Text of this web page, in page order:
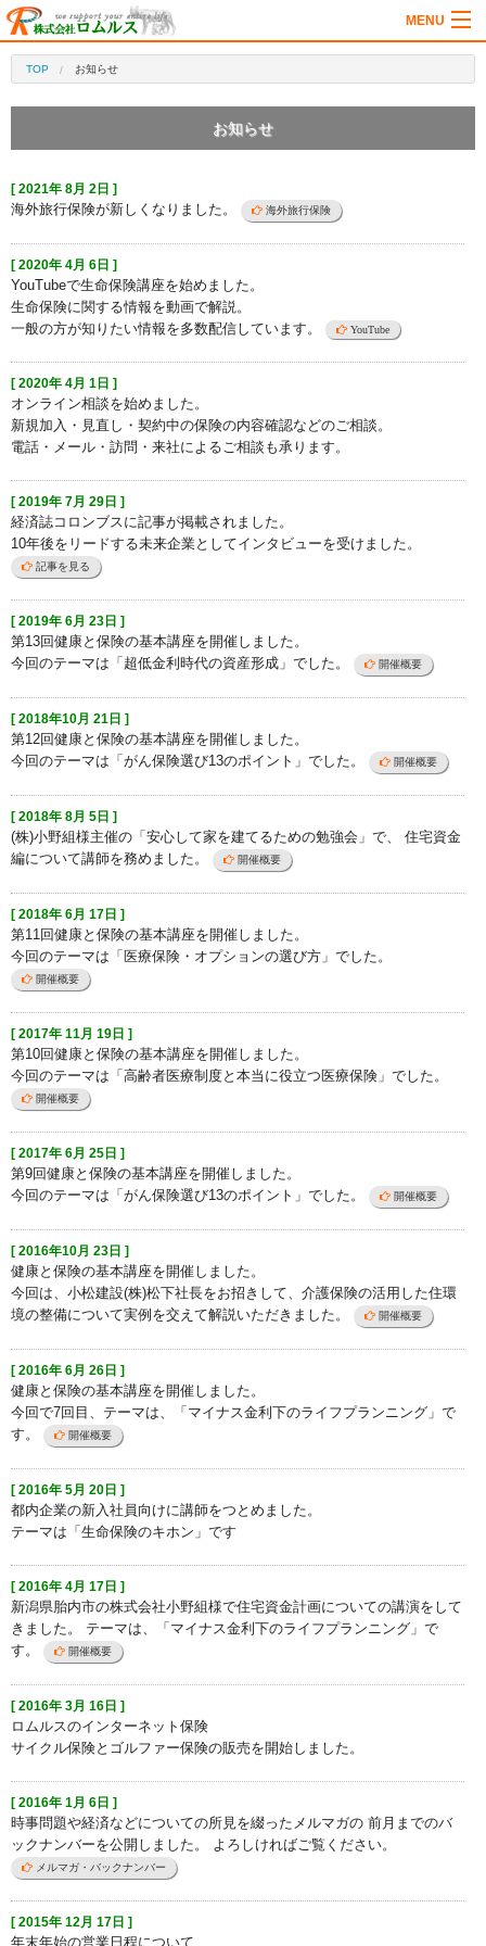
MENU
法人向け保険
会社情報
メディア/セミナー
TOP お知らせ
お知らせ
[ 2021年 8月 2日 ]
海外旅行保険が新しくなりました。 海外旅行保険
[ 2020年 4月 6日 ]
YouTubeで生命保険講座を始めました。
生命保険に関する情報を動画で解説。
一般の方が知りたい情報を多数配信しています。
YouTube
[ 2020年 4月 1日 ]
オンライン相談を始めました。
新規加入・見直し・契約中の保険の内容確認などのご相談。
電話・メール・訪問・来社によるご相談も承ります。
[ 2019年 7月 29日 ]
経済誌コロンブスに記事が掲載されました。
10年後をリードする未来企業としてインタビューを受けました。
記事を見る
[ 2019年 6月 23日 ]
第13回健康と保険の基本講座を開催しました。
今回のテーマは「超低金利時代の資産形成」でした。
開催概要
[ 2018年10月 21日 ]
第12回健康と保険の基本講座を開催しました。
今回のテーマは「がん保険選び13のポイント」でした。
開催概要
[ 2018年 8月 5日 ]
(株)小野組様主催の「安心して家を建てるための勉強会」で、 住宅資金
編について講師を務めました。
開催概要
[ 2018年 6月 17日 ]
第11回健康と保険の基本講座を開催しました。
今回のテーマは「医療保険・オプションの選び方」でした。
開催概要
[ 2017年 11月 19日 ]
第10回健康と保険の基本講座を開催しました。
今回のテーマは「高齢者医療制度と本当に役立つ医療保険」でした。
開催概要
[ 2017年 6月 25日 ]
第9回健康と保険の基本講座を開催しました。
今回のテーマは「がん保険選び13のポイント」でした。
開催概要
[ 2016年10月 23日 ]
健康と保険の基本講座を開催しました。
今回は、小松建設(株)松下社長をお招きして、介護保険の活用した住環
境の整備について実例を交えて解説いただきました。
開催概要
[ 2016年 6月 26日 ]
健康と保険の基本講座を開催しました。
今回で7回目、テーマは、「マイナス金利下のライフプランニング」で
す。
開催概要
[ 2016年 5月 20日 ]
都内企業の新入社員向けに講師をつとめました。
テーマは「生命保険のキホン」です
[ 2016年 4月 17日 ]
新潟県胎内市の株式会社小野組様で住宅資金計画についての講演をして
きました。 テーマは、「マイナス金利下のライフプランニング」で
す。
開催概要
[ 2016年 3月 16日 ]
ロムルスのインターネット保険
サイクル保険とゴルファー保険の販売を開始しました。
[ 2016年 1月 6日 ]
時事問題や経済などについての所見を綴ったメルマガの 前月までのバ
ックナンバーを公開しました。 よろしければご覧ください。
メルマガ・バックナンバー
[ 2015年 12月 17日 ]
年末年始の営業日程について